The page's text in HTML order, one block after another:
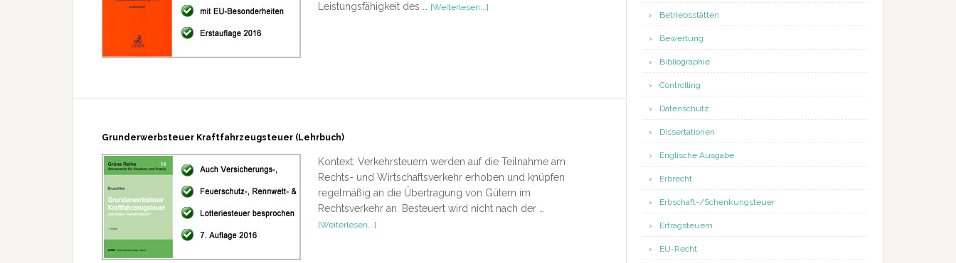
Leistungsfähigkeit des …
[Weiterlesen...]
Grunderwerbsteuer Kraftfahrzeugsteuer (Lehrbuch)
Kontext: Verkehrsteuern werden auf die Teilnahme am
Rechts- und Wirtschaftsverkehr erhoben und knüpfen
regelmäßig an die Übertragung von Gütern im
Rechtsverkehr an. Besteuert wird nicht nach der …
[Weiterlesen...]
Betriebsstätten
Bewertung
Bibliographie
Controlling
Datenschutz
Dissertationen
Englische Ausgabe
Erbrecht
Erbschaft-/Schenkungsteuer
Ertragsteuern
EU-Recht